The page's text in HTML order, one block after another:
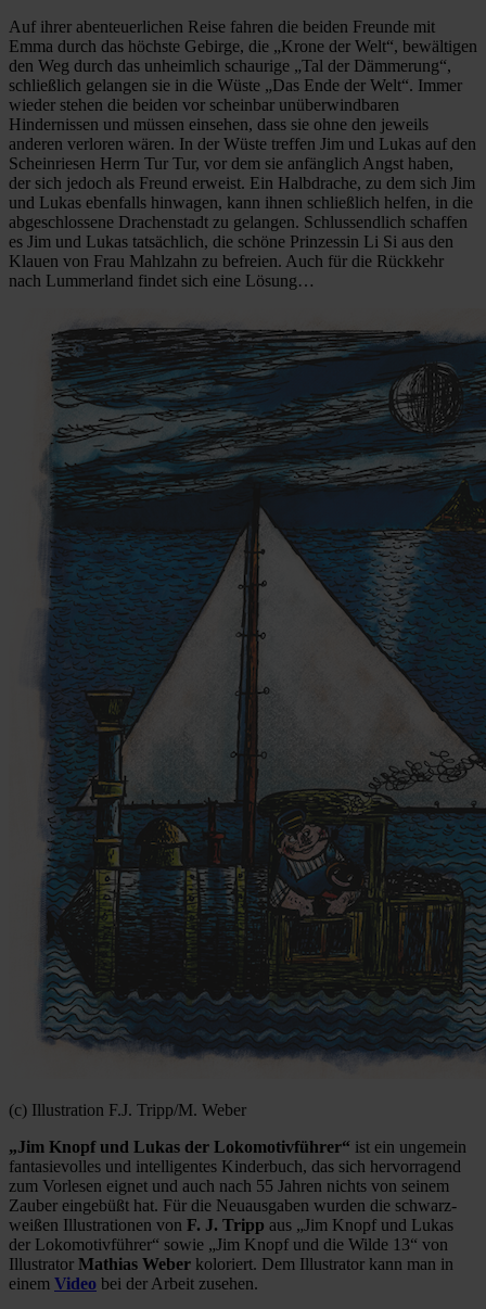
Auf ihrer abenteuerlichen Reise fahren die beiden Freunde mit
Emma durch das höchste Gebirge, die „Krone der Welt“, bewältigen
den Weg durch das unheimlich schaurige „Tal der Dämmerung“,
schließlich gelangen sie in die Wüste „Das Ende der Welt“. Immer
wieder stehen die beiden vor scheinbar unüberwindbaren
Hindernissen und müssen einsehen, dass sie ohne den jeweils
anderen verloren wären. In der Wüste treffen Jim und Lukas auf den
Scheinriesen Herrn Tur Tur, vor dem sie anfänglich Angst haben,
der sich jedoch als Freund erweist. Ein Halbdrache, zu dem sich Jim
und Lukas ebenfalls hinwagen, kann ihnen schließlich helfen, in die
abgeschlossene Drachenstadt zu gelangen. Schlussendlich schaffen
es Jim und Lukas tatsächlich, die schöne Prinzessin Li Si aus den
Klauen von Frau Mahlzahn zu befreien. Auch für die Rückkehr
nach Lummerland findet sich eine Lösung…
(c) Illustration F.J. Tripp/M. Weber
„Jim Knopf und Lukas der Lokomotivführer“ ist ein ungemein
fantasievolles und intelligentes Kinderbuch, das sich hervorragend
zum Vorlesen eignet und auch nach 55 Jahren nichts von seinem
Zauber eingebüßt hat. Für die Neuausgaben wurden die schwarz-
weißen Illustrationen von F. J. Tripp aus „Jim Knopf und Lukas
der Lokomotivführer“ sowie „Jim Knopf und die Wilde 13“ von
Illustrator Mathias Weber koloriert. Dem Illustrator kann man in
einem Video bei der Arbeit zusehen.